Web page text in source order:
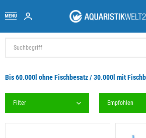
Bis 60.000l ohne Fischbesatz / 30.000l mit
Filter